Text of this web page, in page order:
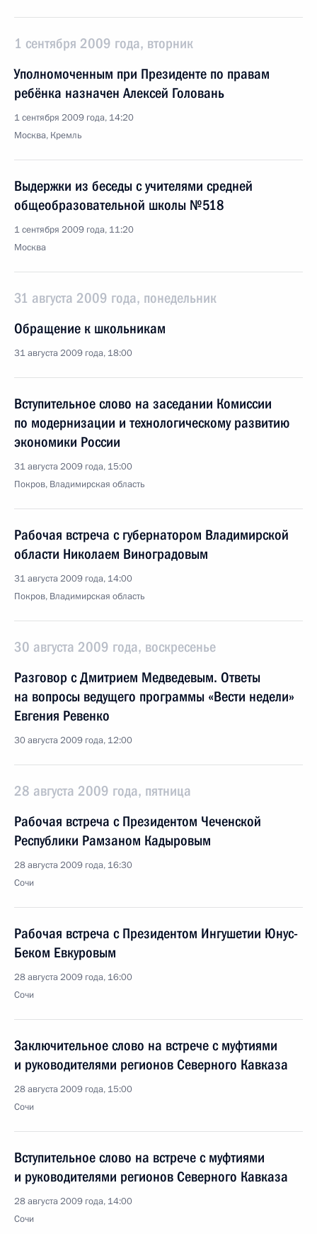
1 сентября 2009 года, вторник
Уполномоченным при Президенте по правам
ребёнка назначен Алексей Головань
1 сентября 2009 года, 14:20
Москва, Кремль
Выдержки из беседы с учителями средней
общеобразовательной школы №518
1 сентября 2009 года, 11:20
Москва
31 августа 2009 года, понедельник
Обращение к школьникам
31 августа 2009 года, 18:00
Вступительное слово на заседании Комиссии
по модернизации и технологическому развитию
экономики России
31 августа 2009 года, 15:00
Покров, Владимирская область
Рабочая встреча с губернатором Владимирской
области Николаем Виноградовым
31 августа 2009 года, 14:00
Покров, Владимирская область
30 августа 2009 года, воскресенье
Разговор с Дмитрием Медведевым. Ответы
на вопросы ведущего программы «Вести недели»
Евгения Ревенко
30 августа 2009 года, 12:00
28 августа 2009 года, пятница
Рабочая встреча с Президентом Чеченской
Республики Рамзаном Кадыровым
28 августа 2009 года, 16:30
Сочи
Рабочая встреча с Президентом Ингушетии Юнус-
Беком Евкуровым
28 августа 2009 года, 16:00
Сочи
Заключительное слово на встрече с муфтиями
и руководителями регионов Северного Кавказа
28 августа 2009 года, 15:00
Сочи
Вступительное слово на встрече с муфтиями
и руководителями регионов Северного Кавказа
28 августа 2009 года, 14:00
Сочи